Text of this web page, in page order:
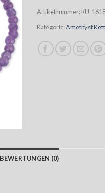
Artikelnummer:KU-
Kategorie:Amethyst
BEWERTUNGEN (0)